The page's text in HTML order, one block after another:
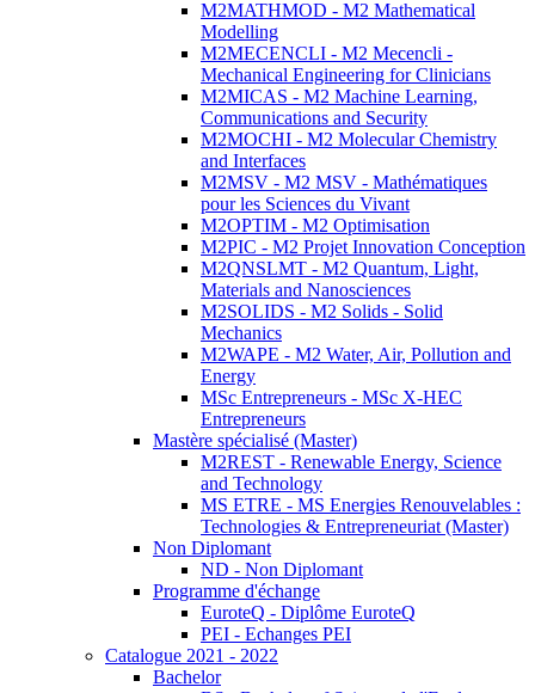
M2MATHMOD - M2 Mathematical
Modelling
M2MECENCLI - M2 Mecencli -
Mechanical Engineering for Clinicians
M2MICAS - M2 Machine Learning,
Communications and Security
M2MOCHI - M2 Molecular Chemistry
and Interfaces
M2MSV - M2 MSV - Mathématiques
pour les Sciences du Vivant
M2OPTIM - M2 Optimisation
M2PIC - M2 Projet Innovation Conception
M2QNSLMT - M2 Quantum, Light,
Materials and Nanosciences
M2SOLIDS - M2 Solids - Solid
Mechanics
M2WAPE - M2 Water, Air, Pollution and
Energy
MSc Entrepreneurs - MSc X-HEC
Entrepreneurs
Mastère spécialisé (Master)
M2REST - Renewable Energy, Science
and Technology
MS ETRE - MS Energies Renouvelables :
Technologies & Entrepreneuriat (Master)
Non Diplomant
ND - Non Diplomant
Programme d'échange
EuroteQ - Diplôme EuroteQ
PEI - Echanges PEI
Catalogue 2021 - 2022
Bachelor